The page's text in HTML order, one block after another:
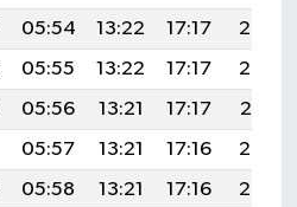
05:54 13:22 17:17
20:39
05:55 13:22 17:17
20:38
05:56 13:21 17:17
20:37
05:57 13:21 17:16
20:36
05:58 13:21 17:16
20:35